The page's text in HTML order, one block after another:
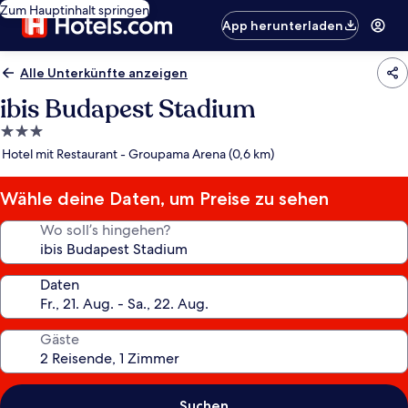
Zum Hauptinhalt springen
App herunterladen
Alle Unterkünfte anzeigen
ibis Budapest Stadium
3.0-
Sterne-
Hotel mit Restaurant - Groupama Arena (0,6 km)
Wähle deine Daten, um Preise zu sehen
Wo soll’s hingehen?
Daten
Gäste